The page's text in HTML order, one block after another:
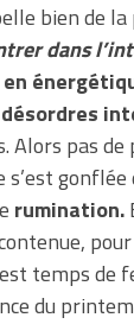
bien de la
dans
Alors pas de
gonflée
rumination.
temps
du